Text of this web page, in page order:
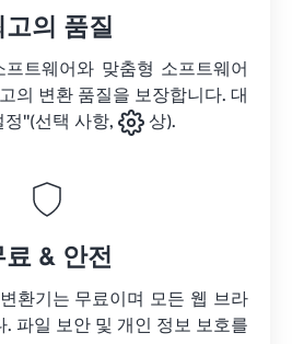
고의 품질
트웨어와 맞춤형 소프트웨어
의 변환 품질을 보장합니다. 대
"(선택 사항,
상).
료 & 안전
환기는 무료이며 모든 웹 브라
파일 보안 및 개인 정보 보호를